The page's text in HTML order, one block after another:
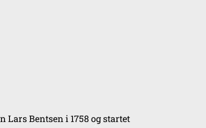
Bentsen i 1758 og startet